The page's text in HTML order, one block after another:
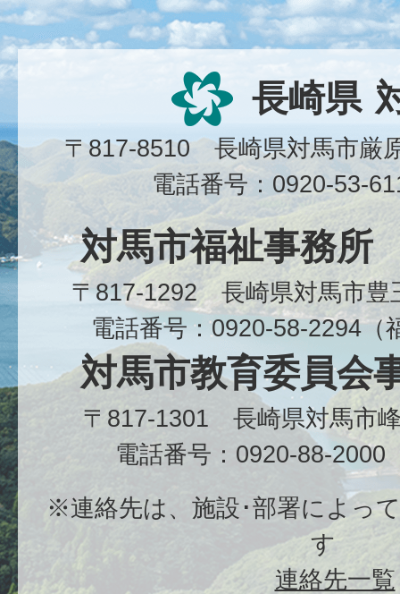
長崎県
〒817-8510 長崎県対馬市
電話番号：0920-53-
対馬市福祉事務所
〒817-1292 長崎県対馬市
電話番号：0920-58-2294（
対馬市教育委員会
〒817-1301 長崎県対馬市
電話番号：0920-88-2000
※連絡先は、施設･部署によっ
す
連絡先一覧